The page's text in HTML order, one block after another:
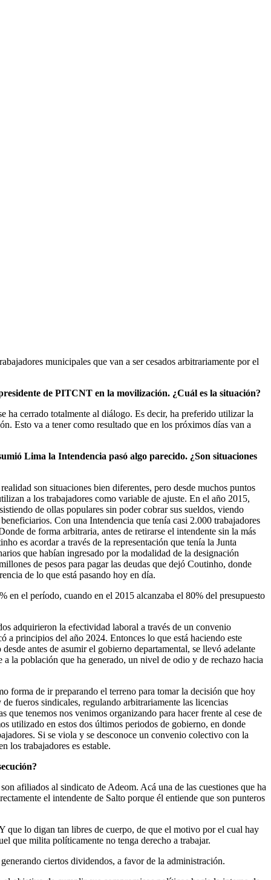
municipales que van a ser cesados arbitrariamente por el
de PITCNT en la movilización. ¿Cuál es la situación?
ha cerrado totalmente al diálogo. Es decir, ha preferido utilizar la
Esto va a tener como resultado que en los próximos días van a
Lima la Intendencia pasó algo parecido. ¿Son situaciones
son situaciones bien diferentes, pero desde muchos puntos
a los trabajadores como variable de ajuste. En el año 2015,
de ollas populares sin poder cobrar sus sueldos, viendo
Con una Intendencia que tenía casi 2.000 trabajadores
de forma arbitraria, antes de retirarse el intendente sin la más
es acordar a través de la representación que tenía la Junta
que habían ingresado por la modalidad de la designación
de pesos para pagar las deudas que dejó Coutinho, donde
de lo que está pasando hoy en día.
en el período, cuando en el 2015 alcanzaba el 80% del presupuesto
adquirieron la efectividad laboral a través de un convenio
principios del año 2024. Entonces lo que está haciendo este
antes de asumir el gobierno departamental, se llevó adelante
la población que ha generado, un nivel de odio y de rechazo hacia
forma de ir preparando el terreno para tomar la decisión que hoy
fueros sindicales, regulando arbitrariamente las licencias
tenemos nos venimos organizando para hacer frente al cese de
utilizado en estos dos últimos periodos de gobierno, en donde
Si se viola y se desconoce un convenio colectivo con la
los trabajadores es estable.
afiliados al sindicato de Adeom. Acá una de las cuestiones que ha
el intendente de Salto porque él entiende que son punteros
que lo digan tan libres de cuerpo, de que el motivo por el cual hay
que milita políticamente no tenga derecho a trabajar.
ciertos dividendos, a favor de la administración.